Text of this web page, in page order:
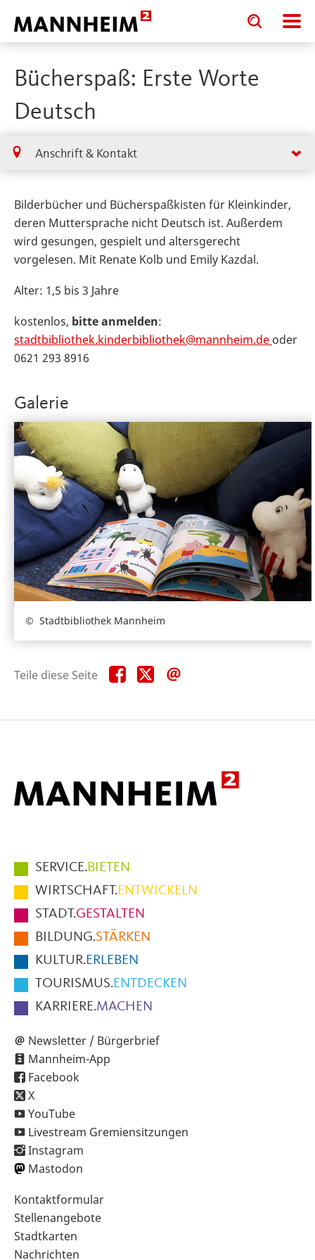
Toggle
search
input
Toggle
search
input
Bücherspaß: Erste Worte
Deutsch
Anschrift & Kontakt
Bilderbücher und Bücherspaßkisten für Kleinkinder,
deren Muttersprache nicht Deutsch ist. Außerdem
wird gesungen, gespielt und altersgerecht
vorgelesen. Mit Renate Kolb und Emily Kazdal.
Alter: 1,5 bis 3 Jahre
kostenlos, bitte anmelden:
stadtbibliothek.kinderbibliothek@mannheim.de oder
0621 293 8916
Galerie
Stadtbibliothek Mannheim
Teile diese Seite Teile
diese
Teile
diese
Hauptmenüpunkte
im
Fußbereich
der
Seite
SERVICE.BIETEN
WIRTSCHAFT.ENTWICKELN
STADT.GESTALTEN
BILDUNG.STÄRKEN
KULTUR.ERLEBEN
TOURISMUS.ENTDECKEN
KARRIERE.MACHEN
Newsletter / Bürgerbrief
Mannheim-App
Facebook
X
YouTube
Livestream Gremiensitzungen
Instagram
Mastodon
Sekundärnavigation
im
Fußbereich
Kontaktformular
Stellenangebote
Stadtkarten
Nachrichten